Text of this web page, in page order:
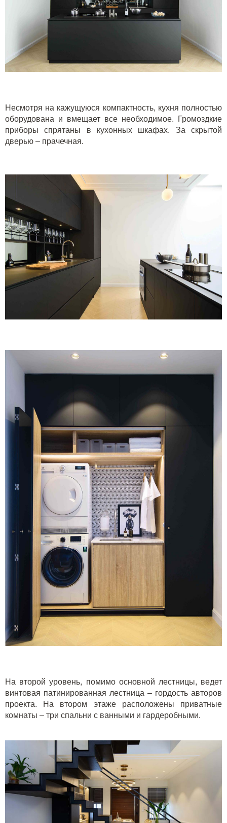
Несмотря на кажущуюся компактность, кухня полностью
оборудована и вмещает все необходимое. Громоздкие
приборы спрятаны в кухонных шкафах. За скрытой
дверью – прачечная.
На второй уровень, помимо основной лестницы, ведет
винтовая патинированная лестница – гордость авторов
проекта. На втором этаже расположены приватные
комнаты – три спальни с ванными и гардеробными.